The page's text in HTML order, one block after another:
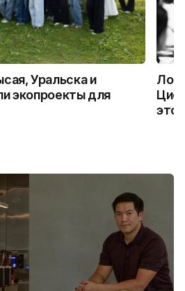
Уральска и
экопроекты для
это